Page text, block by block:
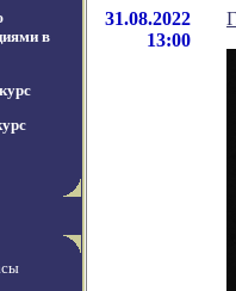
в
31.08.2022
13:00